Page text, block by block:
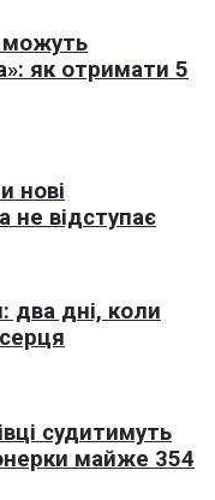
можуть
як отримати 5
нові
не відступає
два дні, коли
судитимуть
майже 354